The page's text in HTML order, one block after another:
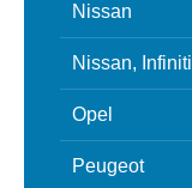
Nissan
Nissan, Infiniti
Opel
Peugeot